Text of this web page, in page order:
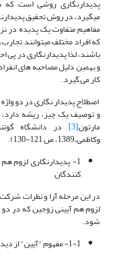
پدیدارنگاری روشی است
میگیرد، در روش تحقیق
مفاهیم متفاوت یک پدیده در
که افراد مختلف میتوانند
باشند، لذا پدیدارنگاری در
و بهمین دلیل مصاحبه های
کار می گیرد.
اصطلاح پدیدار نگاری در دو
مارتون[3] در دانشگاه
وکاظمی،1389، ص 121-130).
1- پدیدارنگاری لزوم
کنندگان
در این مرحله آرا و نظرات
لزوم هم آیینی زوجین که در
شود.
1-1- مفهوم "آیین" از دیدگاه شرکت کنندگان